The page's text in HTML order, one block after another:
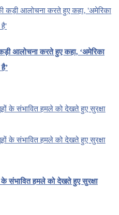
आलोचना करते हुए कहा, ‘अमेरिका
संभावित हमले को देखते हुए सुरक्षा